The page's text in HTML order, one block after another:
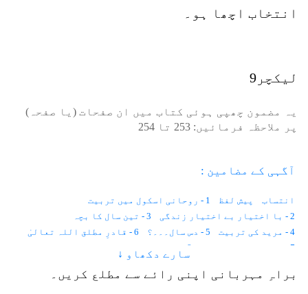
انتخاب اچھا ہو۔
لیکچر9
یہ مضمون چھپی ہوئی کتاب میں ان صفحات (یا صفحہ)
پر ملاحظہ فرمائیں: 253 تا 254
آگہی کے مضامین :
انتساب پیش لفظ
1 - روحانی اسکول میں تربیت
2 - با اختیار بے اختیار زندگی
3 - تین سال کا بچہ
4 - مرید کی تربیت
5 - دس سال۔۔۔؟
6 - قادرِ مطلق اللہ تعالیٰ
7 - موت حفاظت کرتی ہے
8 - باہر نہیں ہم اندر دیکھتے ہیں
10 - نیند اور شعور
12 - لازمانیت اور زمانیت
13 - مثال
14 - وقت۔۔۔؟
سارے دکھاو ↓
براہِ مہربانی اپنی رائے سے مطلع کریں۔